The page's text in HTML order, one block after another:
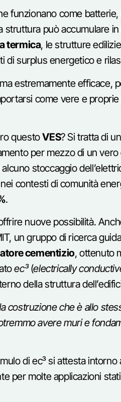
funzionano come
può accumulare
termica, le strutture
di surplus energetico e
estremamente efficace,
come vere e proprie
questoVES? Si tratta di
per mezzo di un
stoccaggio
contesti di comunità
.
nuove possibilità.
un gruppo di ricerca
cementizio, ottenuto
ec³(electrically
della struttura
costruzione che è allo
avere muri e
di ec³ si attesta intorno
per molte applicazioni